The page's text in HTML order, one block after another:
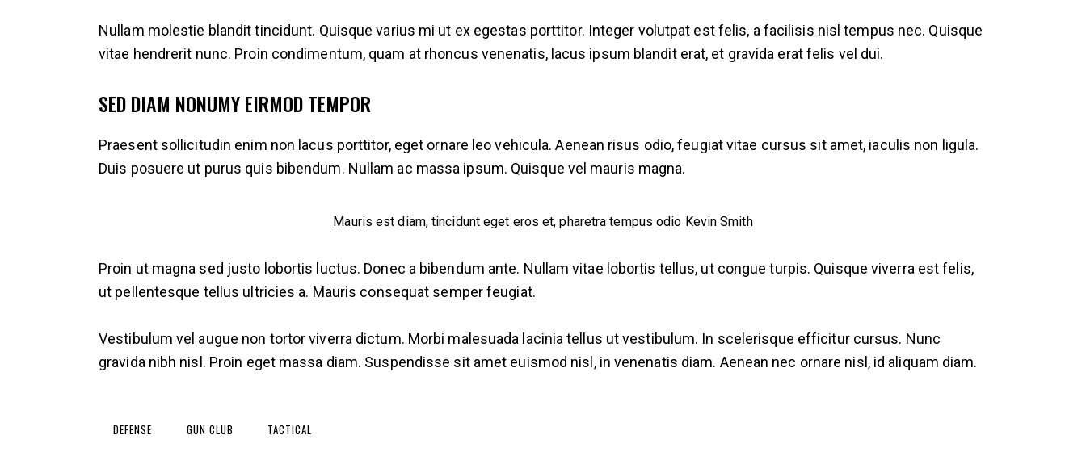
Nullam molestie blandit tincidunt. Quisque varius mi ut ex egestas porttitor. Integer volutpat est felis, a facilisis nisl tempus nec. Quisque
vitae hendrerit nunc. Proin condimentum, quam at rhoncus venenatis, lacus ipsum blandit erat, et gravida erat felis vel dui.
SED DIAM NONUMY EIRMOD TEMPOR
Praesent sollicitudin enim non lacus porttitor, eget ornare leo vehicula. Aenean risus odio, feugiat vitae cursus sit amet, iaculis non ligula.
Duis posuere ut purus quis bibendum. Nullam ac massa ipsum. Quisque vel mauris magna.
Mauris est diam, tincidunt eget eros et, pharetra tempus odio Kevin Smith
Proin ut magna sed justo lobortis luctus. Donec a bibendum ante. Nullam vitae lobortis tellus, ut congue turpis. Quisque viverra est felis,
ut pellentesque tellus ultricies a. Mauris consequat semper feugiat.
Vestibulum vel augue non tortor viverra dictum. Morbi malesuada lacinia tellus ut vestibulum. In scelerisque efficitur cursus. Nunc
gravida nibh nisl. Proin eget massa diam. Suspendisse sit amet euismod nisl, in venenatis diam. Aenean nec ornare nisl, id aliquam diam.
DEFENSE GUN CLUB TACTICAL